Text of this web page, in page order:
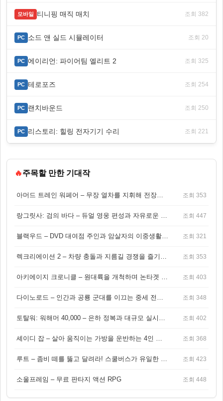
모바일 티니핑 매직 매치 조회 382
PC 소드 앤 실드 시뮬레이터 조회 20
PC 에이리언: 파이어팀 엘리트 2 조회 325
PC 테로포즈 조회 254
PC 랜치바운드 조회 250
PC 리스토리: 힐링 전자기기 수리 조회 221
🔥주목할 만한 기대작
아머드 트레인 워페어 – 무장 열차를 지휘해 전장을 돌파하는 생존 전투 게임 조회 353
랑그릿사: 검의 바다 – 듀얼 영웅 편성과 자유로운 탐험을 결합한 판타지 전략 RPG 조회 447
블랙우드 – DVD 대여점 주인과 암살자의 이중생활을 그린 3인칭 액션 스릴러 게임 조회 321
렉크리에이션 2 – 차량 충돌과 지름길 경쟁을 즐기는 오픈월드 아케이드 레이싱 게임 조회 353
아키에이지 크로니클 – 원대륙을 개척하며 논타겟 전투를 즐기는 오픈월드 MMORPG 조회 403
다이노로드 – 인간과 공룡 군대를 이끄는 중세 전략 액션 RPG 조회 348
토탈워: 워해머 40,000 – 은하 정복과 대규모 실시간 전투가 결합된 전략 게임! 조회 402
셰이디 잡 – 살아 움직이는 가방을 운반하는 4인 협동 물리 어드벤처 게임 조회 368
루트 – 좀비 떼를 뚫고 달려라! 스쿨버스가 유일한 집이 되는 4인 협동 생존 게임 조회 423
소울프레임 – 무료 판타지 액션 RPG 조회 448